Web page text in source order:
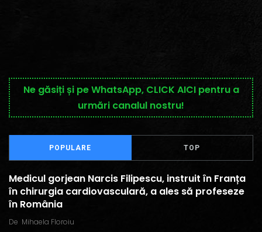
Ne găsiți și pe WhatsApp, CLICK AICI pentru a
urmări canalul nostru!
POPULARE TOP
Medicul gorjean Narcis Filipescu, instruit în Franța
în chirurgia cardiovasculară, a ales să profeseze
în România
De Mihaela Floroiu